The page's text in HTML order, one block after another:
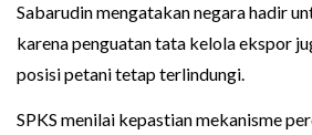
Sabarudin mengatakan negara hadir
karena penguatan tata kelola ekspor
posisi petani tetap terlindungi.
SPKS menilai kepastian mekanisme